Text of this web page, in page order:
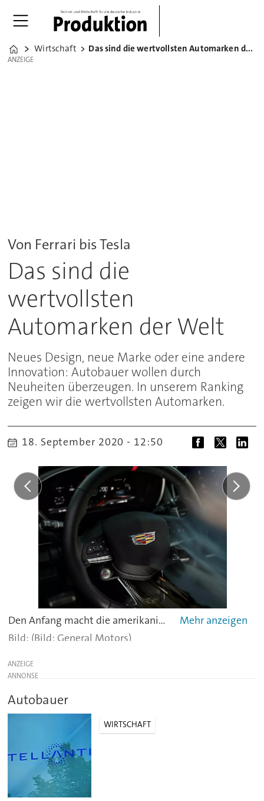
Home
Wirtschaft Das sind die wertvollsten Automarken der Welt
ANZEIGE
ANZEIGE
Von Ferrari bis Tesla
Das sind die
wertvollsten
Automarken der Welt
Neues Design, neue Marke oder eine andere
Innovation: Autobauer wollen durch
Neuheiten überzeugen. In unserem Ranking
zeigen wir die wertvollsten Automarken.
18. September 2020 - 12:50
Den Anfang macht die amerikanische Automarke General Motors. Sie belegt mit einen Börsenwert von 38,9 Milliarden US-Dollar den achten Platz. Für das Ranking wurde die Marktkapitalisierung der börsennotierten Autohersteller analysiert. Die Zahlen sind von Juni 2020. -
(Bild: General Motors)
ANZEIGE
Autobauer
WIRTSCHAFT